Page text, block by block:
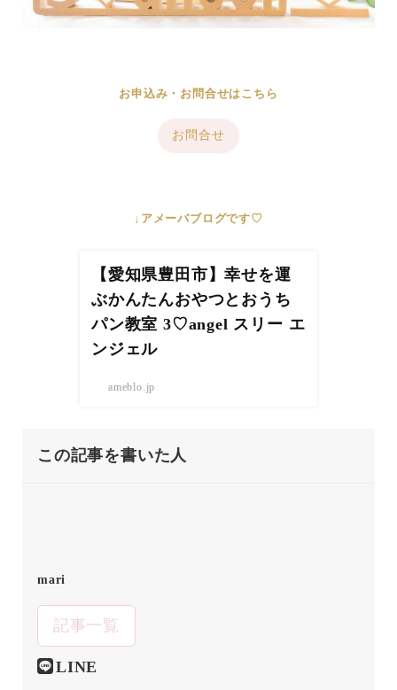
お申込み・お問合せはこちら
お問合せ
↓アメーバブログです♡
【愛知県豊田市】幸せを運
ぶかんたんおやつとおうち
パン教室 3♡angel スリー エ
ンジェル
ameblo.jp
この記事を書いた人
mari
記事一覧
LINE